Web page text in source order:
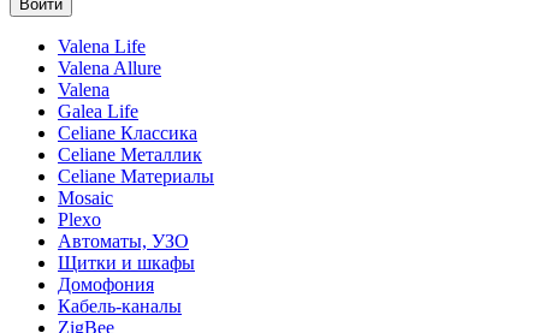
Valena Life
Valena Allure
Valena
Galea Life
Celiane Классика
Celiane Металлик
Celiane Материалы
Mosaic
Plexo
Автоматы, УЗО
Щитки и шкафы
Домофония
Кабель-каналы
ZigBee